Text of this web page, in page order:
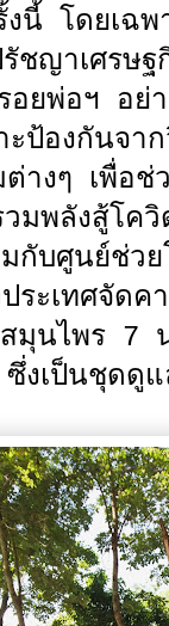
นี้ โดยเฉพ
ชญาเศรษฐ
อยพ่อฯ อย่
ะป้องกันจ
างๆ เพื่อช่
พลังสู้โค
กับศูนย์ช่ว
ระเทศจัด
มุนไพร 7
ป็นชุดดูแล